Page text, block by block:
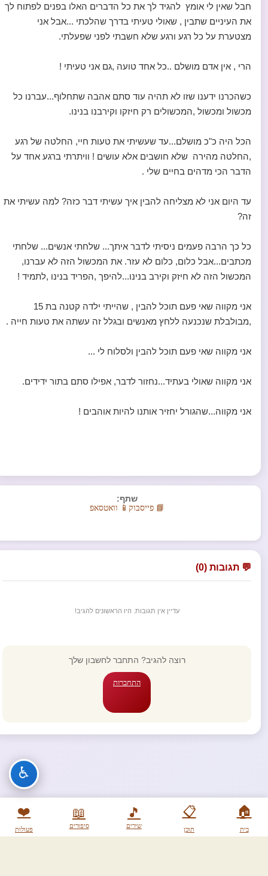
🏠
בית
📋
תוכן
🎵
שירים
📖
סיפורים
❤️
פעולות
חבל שאין לי אומץ להגיד לך את כל הדברים האלו בפנים לפתוח לך
את העיניים שתבין , שאולי טעיתי בדרך שהלכתי ...אבל אני
מצטערת על כל רגע ורגע שלא חשבתי לפני שפעלתי.
הרי , אין אדם מושלם ..כל אחד טועה ,גם אני טעיתי !
כשהכרנו ידענו שזו לא תהיה עוד סתם אהבה שתחלוף...עברנו כל
מכשול ומכשול ,המכשולים רק חיזקו וקירבנו בנינו.
הכל היה כ"כ מושלם...עד שעשיתי את טעות חיי, החלטה של רגע
,החלטה מהירה שלא חושבים אלא עושים ! וויתרתי ברגע אחד על
הדבר הכי מדהים בחיים שלי .
עד היום אני לא מצליחה להבין איך עשיתי דבר כזה? למה עשיתי את
זה?
כל כך הרבה פעמים ניסיתי לדבר איתך... שלחתי אנשים... שלחתי
מכתבים...אבל כלום, כלום לא עזר. את המכשול הזה לא עברנו,
המכשול הזה לא חיזק וקירב בנינו...להיפך ,הפריד בנינו ,לתמיד !
אני מקווה שאי פעם תוכל להבין , שהייתי ילדה קטנה בת 15
,מבולבלת שנכנעה ללחץ מאנשים ובגלל זה עשתה את טעות חייה .
אני מקווה שאי פעם תוכל להבין ולסלוח לי ...
אני מקווה שאולי בעתיד...נחזור לדבר, אפילו סתם בתור ידידים.
אני מקווה...שהגורל יחזיר אותנו להיות אוהבים !
שתף:
📘 פייסבוק 📱 וואטסאפ
💬 תגובות (0)
עדיין אין תגובות. היו הראשונים להגיב!
רוצה להגיב? התחבר לחשבון שלך
התחברות
♿